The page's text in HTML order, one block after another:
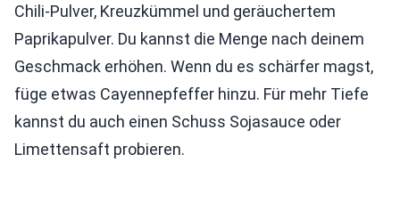
Chili-Pulver, Kreuzkümmel und geräuchertem
Paprikapulver. Du kannst die Menge nach deinem
Geschmack erhöhen. Wenn du es schärfer magst,
füge etwas Cayennepfeffer hinzu. Für mehr Tiefe
kannst du auch einen Schuss Sojasauce oder
Limettensaft probieren.